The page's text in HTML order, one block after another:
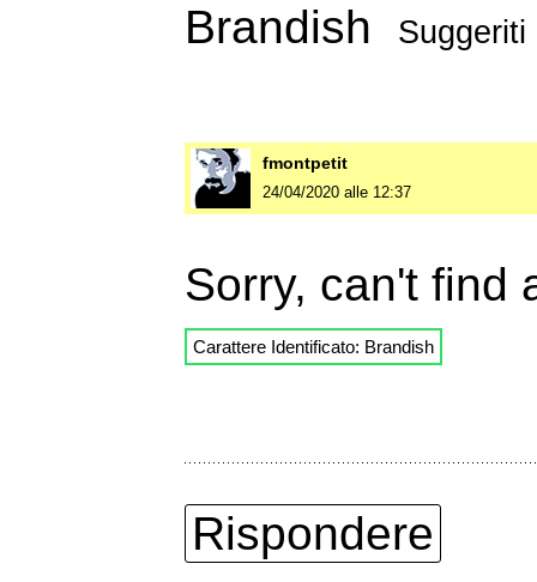
Brandish
fmontpetit
24/04/2020 alle 12:37
Sorry, can't find
Carattere Identificato: Brandish
Rispondere